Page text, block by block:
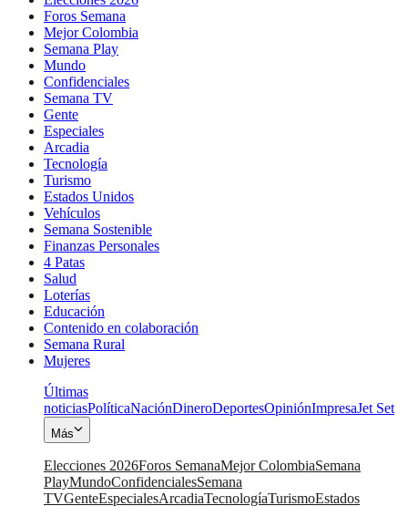
Foros Semana
Mejor Colombia
Semana Play
Mundo
Confidenciales
Semana TV
Gente
Especiales
Arcadia
Tecnología
Turismo
Estados Unidos
Vehículos
Semana Sostenible
Finanzas Personales
4 Patas
Salud
Loterías
Educación
Contenido en colaboración
Semana Rural
Mujeres
Últimas
noticiasPolíticaNaciónDineroDeportesOpiniónImpresaJet Set
Más
Elecciones 2026Foros SemanaMejor ColombiaSemana
PlayMundoConfidencialesSemana
TVGenteEspecialesArcadiaTecnologíaTurismoEstados